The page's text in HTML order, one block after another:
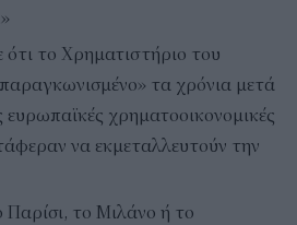
ότι το Χρηματιστήριο του
τα χρόνια μετά
χρηματοοικονομικές
να εκμεταλλευτούν την
το Μιλάνο ή το